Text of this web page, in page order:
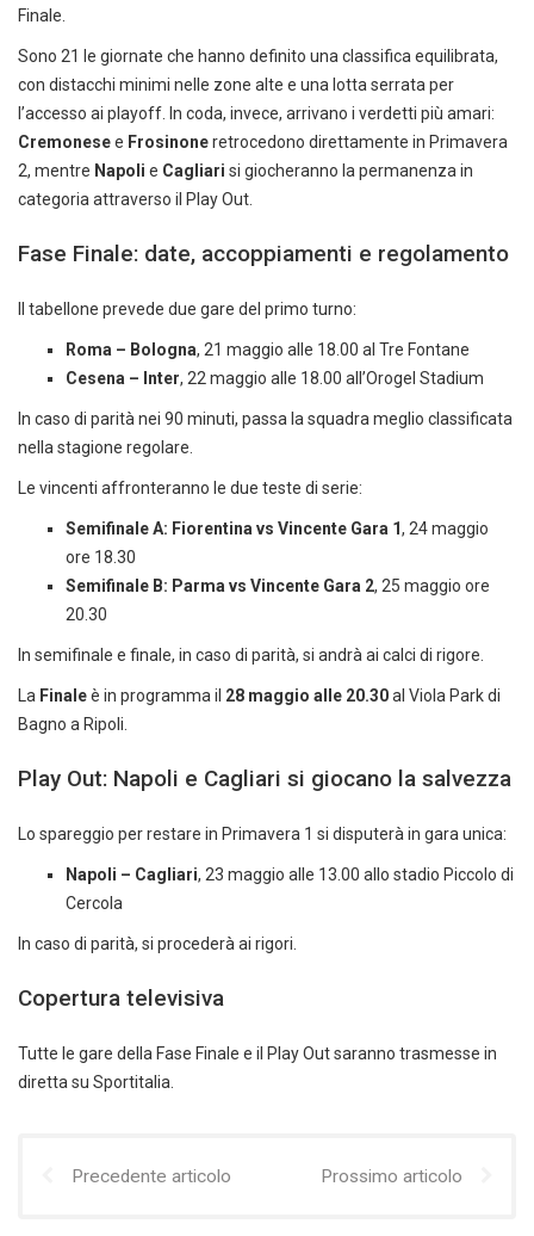
Finale.
Sono 21 le giornate che hanno definito una classifica equilibrata,
con distacchi minimi nelle zone alte e una lotta serrata per
l’accesso ai playoff. In coda, invece, arrivano i verdetti più amari:
Cremonesee Frosinoneretrocedono direttamente in Primavera
2, mentre Napoli e Cagliari si giocheranno la permanenza in
categoria attraverso il Play Out.
Fase Finale: date, accoppiamenti e regolamento
Il tabellone prevede due gare del primo turno:
Roma – Bologna, 21 maggio alle 18.00 al Tre Fontane
Cesena – Inter, 22 maggio alle 18.00 all’Orogel Stadium
In caso di parità nei 90 minuti, passa la squadra meglio classificata
nella stagione regolare.
Le vincenti affronteranno le due teste di serie:
Semifinale A: Fiorentina vs Vincente Gara 1, 24 maggio
ore 18.30
Semifinale B: Parma vs Vincente Gara 2, 25 maggio ore
20.30
In semifinale e finale, in caso di parità, si andrà ai calci di rigore.
La Finaleè in programma il 28 maggio alle 20.30al Viola Park di
Bagno a Ripoli.
Play Out: Napoli e Cagliari si giocano la salvezza
Lo spareggio per restare in Primavera 1 si disputerà in gara unica:
Napoli – Cagliari, 23 maggio alle 13.00 allo stadio Piccolo di
Cercola
In caso di parità, si procederà ai rigori.
Copertura televisiva
Tutte le gare della Fase Finale e il Play Out saranno trasmesse in
diretta su Sportitalia.
Precedente articolo Prossimo articolo